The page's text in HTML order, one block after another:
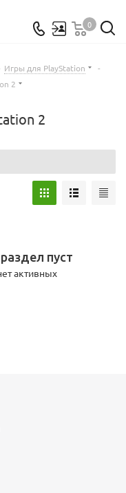
0
Игры для PlayStation
-
2
2
пуст
активных